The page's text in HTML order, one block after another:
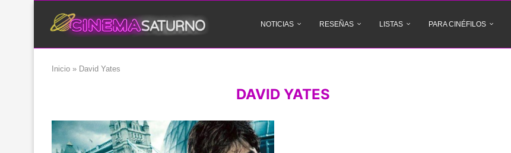
NOTICIAS RESEÑAS LISTAS PARA CINÉFILOS
Inicio » David Yates
DAVID YATES